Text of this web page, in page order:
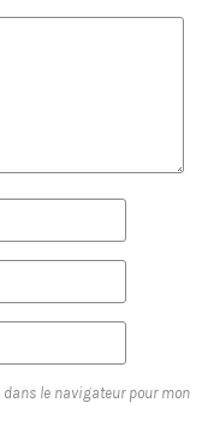
le navigateur pour mon